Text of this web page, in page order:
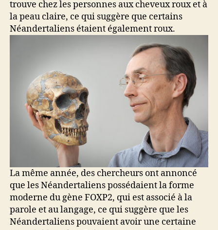
trouve chez les personnes aux cheveux roux et à
la peau claire, ce qui suggère que certains
Néandertaliens étaient également roux.
La même année, des chercheurs ont annoncé
que les Néandertaliens possédaient la forme
moderne du gène FOXP2, qui est associé à la
parole et au langage, ce qui suggère que les
Néandertaliens pouvaient avoir une certaine